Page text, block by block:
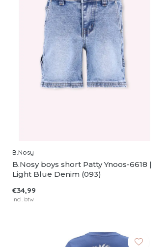
B.Nosy
B.Nosy boys short Patty Ynoos-6618 |
Light Blue Denim (093)
€34,99
Incl. btw